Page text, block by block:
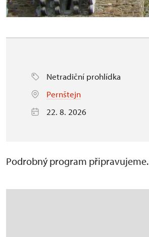
Netradiční prohlídka
Pernštejn
22. 8. 2026
Podrobný program připravujeme.